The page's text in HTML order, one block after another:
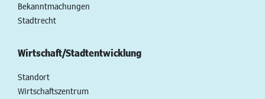
Bekanntmachungen
Stadtrecht
Wirtschaft/Stadtentwicklung
Standort
Wirtschaftszentrum